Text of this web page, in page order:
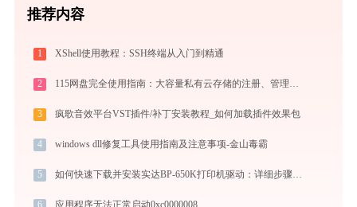
推荐内容
1 XShell使用教程：SSH终端从入门到精通
2 115网盘完全使用指南：大容量私有云存储的注册、管理与分享全攻略（2026最新）
3 疯歌音效平台VST插件/补丁安装教程_如何加载插件效果包
4 windows dll修复工具使用指南及注意事项-金山毒霸
5 如何快速下载并安装实达BP-650K打印机驱动：详细步骤解析
6 应用程序无法正常启动0xc0000008